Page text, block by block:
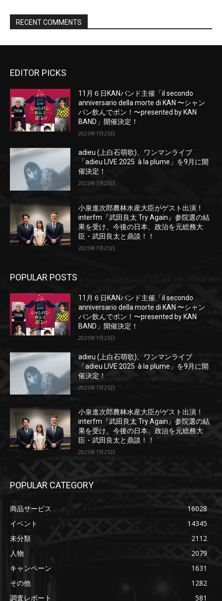
EDITOR PICKS
11月６日KANバンド主催「il secondo
anniversario della morte di KAN 〜シャン
パン飲んでポン！〜presented by KAN
BAND」開催決定！
2025年7月25日
adieu (上白石萌歌)、ワンマンライブ
「adieu LIVE 2025 à la plume」を9月に開
催決定！
2025年7月25日
小泉進次郎農林水産大臣がゲスト出演！
interfm『武田良太 Try Again』参院選の結
果を受け、今後の日本、政治を元総務大
臣・武田良太と鼎談！！
2025年7月25日
POPULAR POSTS
11月６日KANバンド主催「il secondo
anniversario della morte di KAN 〜シャン
パン飲んでポン！〜presented by KAN
BAND」開催決定！
2025年7月25日
adieu (上白石萌歌)、ワンマンライブ
「adieu LIVE 2025 à la plume」を9月に開
催決定！
2025年7月25日
小泉進次郎農林水産大臣がゲスト出演！
interfm『武田良太 Try Again』参院選の結
果を受け、今後の日本、政治を元総務大
臣・武田良太と鼎談！！
2025年7月25日
POPULAR CATEGORY
商品サービス
16028
イベント
14345
未分類
2112
人物
2079
キャンペーン
1631
その他
1282
調査レポート
581